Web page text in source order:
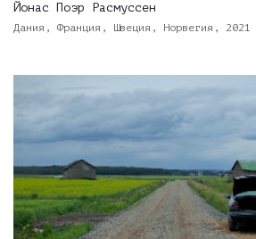
Йонас Поэр Расмуссен
Дания, Франция, Швеция, Норвегия, 2021